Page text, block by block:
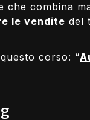
combina
le vendite del
corso: “